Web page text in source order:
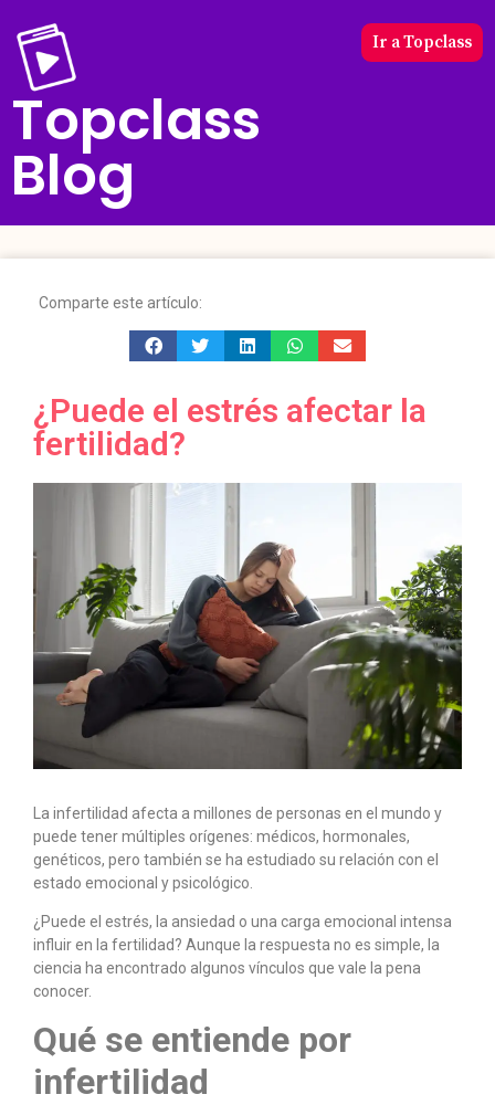
Topclass
Blog
Ir a Topclass
Comparte este artículo:
¿Puede el estrés afectar la
fertilidad?
La infertilidad afecta a millones de personas en el mundo y
puede tener múltiples orígenes: médicos, hormonales,
genéticos, pero también se ha estudiado su relación con el
estado emocional y psicológico.
¿Puede el estrés, la ansiedad o una carga emocional intensa
influir en la fertilidad? Aunque la respuesta no es simple, la
ciencia ha encontrado algunos vínculos que vale la pena
conocer.
Qué se entiende por
infertilidad